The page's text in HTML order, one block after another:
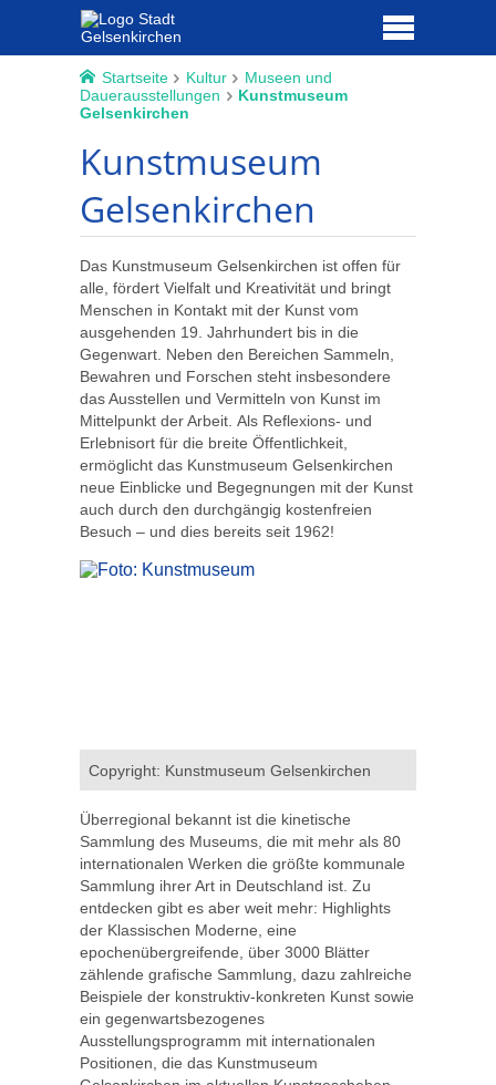
Startseite Kultur
Museen und
Dauerausstellungen
Kunstmuseum
Gelsenkirchen
Kunstmuseum
Gelsenkirchen
Das Kunstmuseum Gelsenkirchen ist offen für
alle, fördert Vielfalt und Kreativität und bringt
Menschen in Kontakt mit der Kunst vom
ausgehenden 19. Jahrhundert bis in die
Gegenwart. Neben den Bereichen Sammeln,
Bewahren und Forschen steht insbesondere
das Ausstellen und Vermitteln von Kunst im
Mittelpunkt der Arbeit. Als Reflexions- und
Erlebnisort für die breite Öffentlichkeit,
ermöglicht das Kunstmuseum Gelsenkirchen
neue Einblicke und Begegnungen mit der Kunst
auch durch den durchgängig kostenfreien
Besuch – und dies bereits seit 1962!
Copyright: Kunstmuseum Gelsenkirchen
Überregional bekannt ist die kinetische
Sammlung des Museums, die mit mehr als 80
internationalen Werken die größte kommunale
Sammlung ihrer Art in Deutschland ist. Zu
entdecken gibt es aber weit mehr: Highlights
der Klassischen Moderne, eine
epochenübergreifende, über 3000 Blätter
zählende grafische Sammlung, dazu zahlreiche
Beispiele der konstruktiv-konkreten Kunst sowie
ein gegenwartsbezogenes
Ausstellungsprogramm mit internationalen
Positionen, die das Kunstmuseum